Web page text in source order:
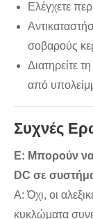
Ελέγχετε
σοβαρούς
Διατηρείτε
από
Συχνές
Ε: Μπορούν να
DC σε
Α: Όχι, οι
κυκλώματα